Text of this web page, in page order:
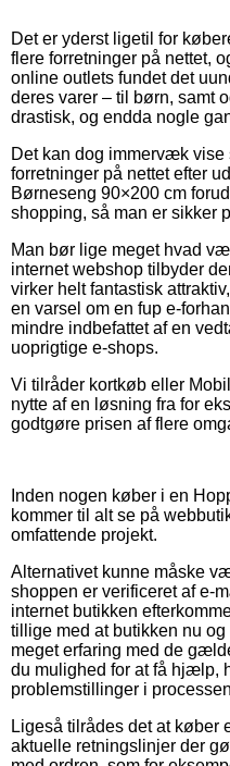
Det er yderst ligetil for
flere forretninger på nettet,
online outlets fundet det
deres varer – til børn, samt
drastisk, og endda nogle
Det kan dog immervæk
forretninger på nettet efter
Børneseng 90×200 cm
shopping, så man er sikker
Man bør lige meget hvad
internet webshop tilbyder
virker helt fantastisk
en varsel om en fup e-
mindre indbefattet af en
uoprigtige e-shops.
Vi tilråder kortkøb eller
nytte af en løsning fra for
godtgøre prisen af flere
Inden nogen køber i en
kommer til alt se på
omfattende projekt.
Alternativet kunne måske
shoppen er verificeret af e-
internet butikken
tillige med at butikken nu
meget erfaring med de
du mulighed for at få hjælp,
problemstillinger i
Ligeså tilrådes det at køber
aktuelle retningslinjer der